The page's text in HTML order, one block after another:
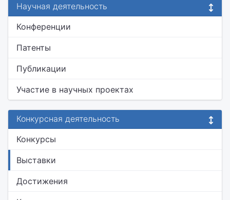
Научная деятельность
Конференции
Патенты
Публикации
Участие в научных проектах
Конкурсная деятельность
Конкурсы
Выставки
Достижения